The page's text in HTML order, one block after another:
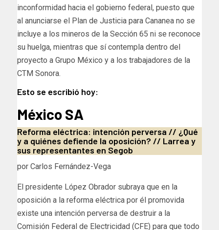
inconformidad hacia el gobierno federal, puesto que
al anunciarse el Plan de Justicia para Cananea no se
incluye a los mineros de la Sección 65 ni se reconoce
su huelga, mientras que sí contempla dentro del
proyecto a Grupo México y a los trabajadores de la
CTM Sonora.
Esto se escribió hoy:
México SA
Reforma eléctrica: intención perversa // ¿Qué
y a quiénes defiende la oposición? // Larrea y
sus representantes en Segob
por Carlos Fernández-Vega
El presidente López Obrador subraya que en la
oposición a la reforma eléctrica por él promovida
existe una intención perversa de destruir a la
Comisión Federal de Electricidad (CFE) para que todo